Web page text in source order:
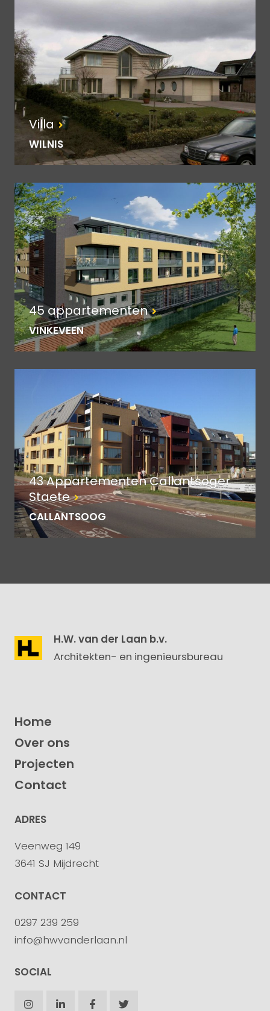
Villa
WILNIS
45 appartementen
VINKEVEEN
43 Appartementen Callantsoger
Staete
CALLANTSOOG
H.W. van der Laan b.v.
Architekten- en ingenieursbureau
Home
Over ons
Projecten
Contact
ADRES
Veenweg 149
3641 SJ Mijdrecht
CONTACT
0297 239 259
info@hwvanderlaan.nl
SOCIAL